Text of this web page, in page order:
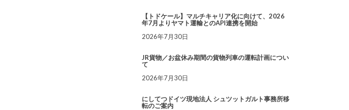
【トドケール】マルチキャリア化に向けて、2026
年7月よりヤマト運輸とのAPI連携を開始
2026年7月30日
JR貨物／お盆休み期間の貨物列車の運転計画につい
て
2026年7月30日
にしてつドイツ現地法人 シュツットガルト事務所移
転のご案内